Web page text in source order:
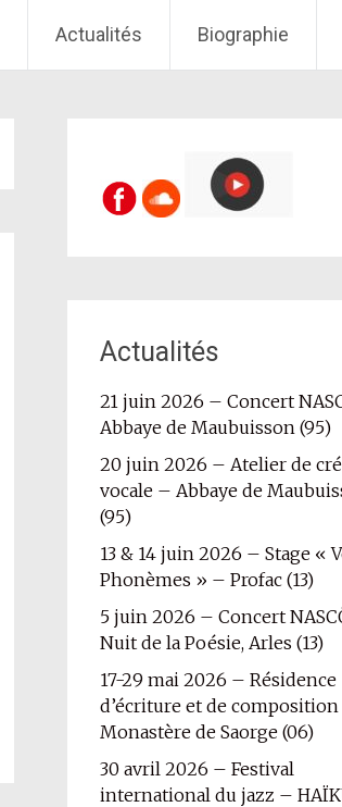
Actualités Biographie
Actualités
21 juin 2026 – Concert
Abbaye de Maubuisson (95)
20 juin 2026 – Atelier de
vocale – Abbaye de
(95)
13 & 14 juin 2026 – Stage «
Phonèmes » – Profac (13)
5 juin 2026 – Concert
Nuit de la Poésie, Arles (13)
17-29 mai 2026 – Résidence
d’écriture et de composition
Monastère de Saorge (06)
30 avril 2026 – Festival
international du jazz –